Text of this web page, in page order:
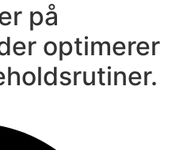
på
optimerer